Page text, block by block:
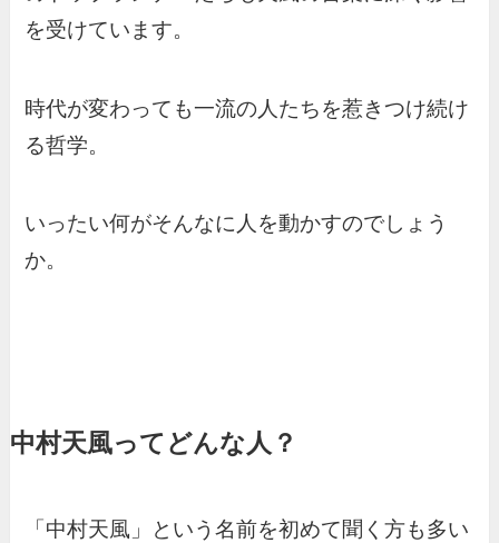
を受けています。
時代が変わっても一流の人たちを惹きつけ続け
る哲学。
いったい何がそんなに人を動かすのでしょう
か。
中村天風ってどんな人？
「中村天風」という名前を初めて聞く方も多い